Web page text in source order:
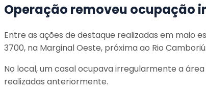
Operação removeu ocupação
Entre as ações de destaque realizadas em maio
3700, na Marginal Oeste, próxima ao Rio Camboriú.
No local, um casal ocupava irregularmente a
realizadas anteriormente.